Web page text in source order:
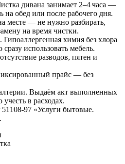
дивана занимает 2–4 часа —
на обед или после рабочего дня.
месте — не нужно разбирать,
на время чистки.
Гипоаллергенная химия без хлора
использовать мебель.
разводов, пятен и
прайс — без
Выдаём акт выполненных
в расходах.
«Услуги бытовые.